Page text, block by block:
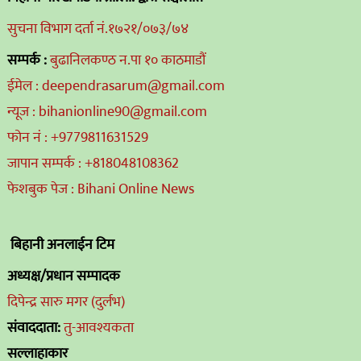
सुचना विभाग दर्ता नं.१७२१/०७३/७४
सम्पर्क :बुढानिलकण्ठ न.पा १० काठमाडौं
ईमेल : deependrasarum@gmail.com
न्यूज : bihanionline90@gmail.com
फोन नं : +9779811631529
जापान सम्पर्क : +818048108362
फेशबुक पेज : Bihani Online News
बिहानी अनलाईन टिम
अध्यक्ष/प्रधान सम्पादक
दिपेन्द्र सारु मगर (दुर्लभ)
संवाददाता:तु-आवश्यकता
सल्लाहाकार